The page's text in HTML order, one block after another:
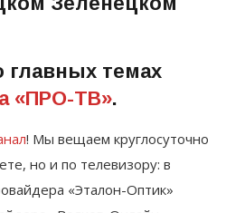
книги о
Зеленецком
темах
«ПРО-ТВ» .
канал ! Мы вещаем круглосуточно
но и по телевизору: в